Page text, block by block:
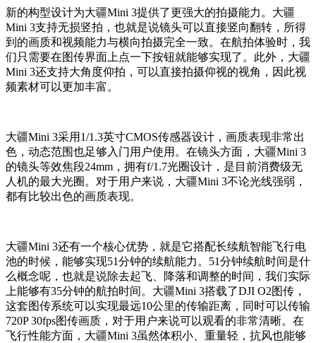
新的构型设计为大疆Mini 3提供了更强大的拍摄能力。大疆
Mini 3支持无损竖拍，也就是说镜头可以直接竖向翻转，所得
到的画质和视频能力与横向拍摄完全一致。在航拍体验时，我
们只需要在图传界面上点一下按钮就能够实现了。此外，大疆
Mini 3还支持大角度仰拍，可以直接拍摄仰视的视角，因此视
频素材可以更加丰富。
大疆Mini 3采用1/1.3英寸CMOS传感器设计，画质表现非常出
色，动态范围也足够入门用户使用。在镜头方面，大疆Mini 3
的镜头等效焦段24mm，拥有f/1.7光圈设计，是目前消费级无
人机的最大光圈。对于用户来说，大疆Mini 3不论光线强弱，
都有比较出色的画质表现。
大疆Mini 3还有一个核心优势，就是它搭配长续航智能飞行电
池的时候，能够实现51分钟的续航能力。51分钟续航时间是什
么概念呢，也就是说除去起飞、降落和调整的时间，我们实际
上能够有35分钟的航拍时间。大疆Mini 3搭载了DJI O2图传，
这套图传系统可以实现最远10公里的传输距离，同时可以传输
720P 30fps图传画质，对于用户来说可以观看的非常清晰。在
飞行性能方面，大疆Mini 3虽然体积小、重量轻，抗风也能够